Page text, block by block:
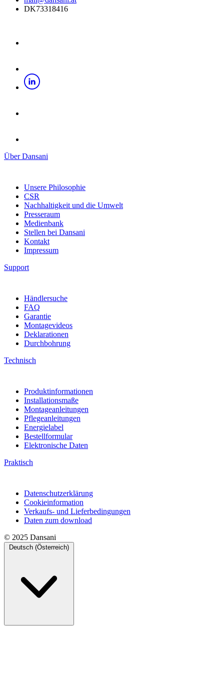
DK73318416
Über Dansani
Unsere Philosophie
CSR
Nachhaltigkeit und die Umwelt
Presseraum
Medienbank
Stellen bei Dansani
Kontakt
Impressum
Support
Händlersuche
FAQ
Garantie
Montagevideos
Deklarationen
Durchbohrung
Technisch
Produktinformationen
Installationsmaße
Montageanleitungen
Pflegeanleitungen
Energielabel
Bestellformular
Elektronische Daten
Praktisch
Datenschutzerklärung
Cookieinformation
Verkaufs- und Lieferbedingungen
Daten zum download
© 2025 Dansani
Deutsch (Österreich)